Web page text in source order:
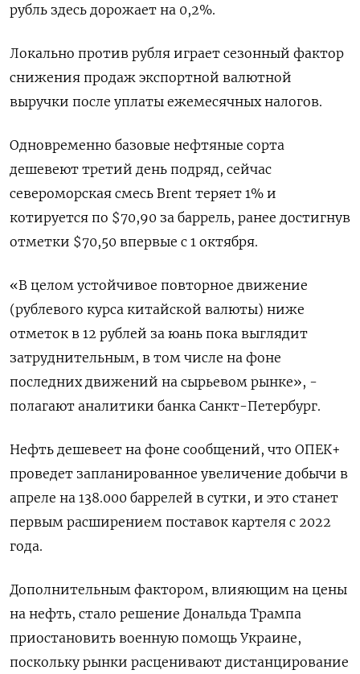
рубль здесь дорожает на 0,2%.
Локально против рубля играет сезонный фактор
снижения продаж экспортной валютной
выручки после уплаты ежемесячных налогов.
Одновременно базовые нефтяные сорта
дешевеют третий день подряд, сейчас
североморская смесь Brent теряет 1% и
котируется по $70,90 за баррель, ранее достигнув
отметки $70,50 впервые с 1 октября.
«В целом устойчивое повторное движение
(рублевого курса китайской валюты) ниже
отметок в 12 рублей за юань пока выглядит
затруднительным, в том числе на фоне
последних движений на сырьевом рынке», -
полагают аналитики банка Санкт-Петербург.
Нефть дешевеет на фоне сообщений, что ОПЕК+
проведет запланированное увеличение добычи в
апреле на 138.000 баррелей в сутки, и это станет
первым расширением поставок картеля с 2022
года.
Дополнительным фактором, влияющим на цены
на нефть, стало решение Дональда Трампа
приостановить военную помощь Украине,
поскольку рынки расценивают дистанцирование